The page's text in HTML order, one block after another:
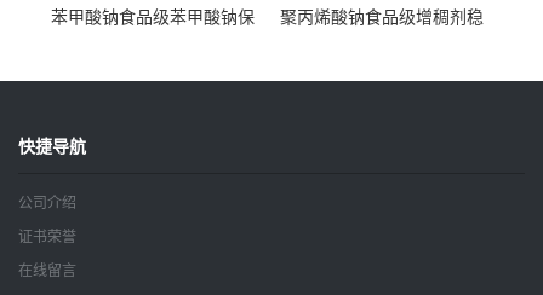
苯甲酸钠食品级苯甲酸钠保
聚丙烯酸钠食品级增稠剂稳
快捷导航
公司介绍
证书荣誉
在线留言